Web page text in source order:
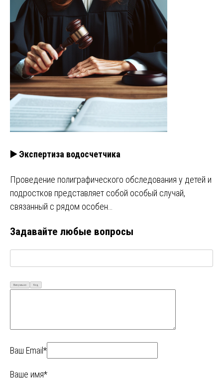
▶️ Экспертиза водосчетчика
Проведение полиграфического обследования у детей и
подростков представляет собой особый случай,
связанный с рядом особен…
Задавайте любые вопросы
Визуально Код
Ваш Email*
Ваше имя*